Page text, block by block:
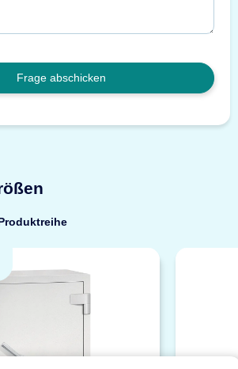
Frage abschicken